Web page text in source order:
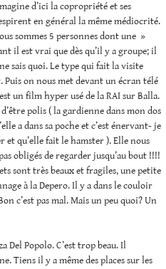
d’ici la copropriété et ses
en général la même médiocrité.
sommes 5 personnes dont une »
il est vrai que dès qu’il y a groupe; il
sais quoi. Le type qui fait la visite
Puis on nous met devant un écran télé
un film hyper usé de la RAI sur Balla.
polis ( la gardienne dans mon dos
a dans sa poche et c’est énervant- je
et qu’elle fait le hamster ). Elle nous
obligés de regarder jusqu’au bout !!!!
sont très beaux et fragiles, une petite
à la Depero. Il y a dans le couloir
c’est pas mal. Mais un peu quoi? Un
Del Popolo. C’est trop beau. Il
Tiens il y a même des places sur les